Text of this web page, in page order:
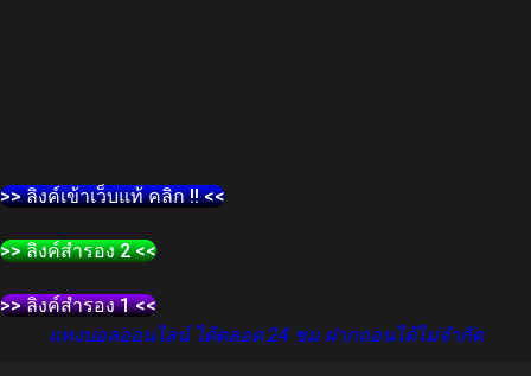
>> ลิงค์เข้าเว็บแท้ คลิก !! <<
>> ลิงค์สำรอง 2 <<
>> ลิงค์สำรอง 1 <<
แทงบอลออนไลน์ ได้ตลอด 24 ชม ฝากถอนได้ไม่จำกัด